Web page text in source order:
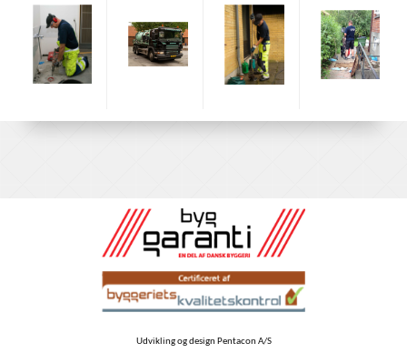
Udvikling og design Pentacon A/S